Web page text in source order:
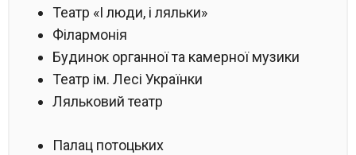
Театр «І люди, і ляльки»
Філармонія
Будинок органної та камерної музики
Театр ім. Лесі Українки
Ляльковий театр
Палац потоцьких